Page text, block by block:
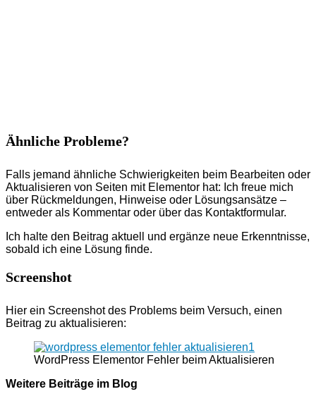
Ähnliche Probleme?
Falls jemand ähnliche Schwierigkeiten beim Bearbeiten oder
Aktualisieren von Seiten mit Elementor hat: Ich freue mich
über Rückmeldungen, Hinweise oder Lösungsansätze –
entweder als Kommentar oder über das Kontaktformular.
Ich halte den Beitrag aktuell und ergänze neue Erkenntnisse,
sobald ich eine Lösung finde.
Screenshot
Hier ein Screenshot des Problems beim Versuch, einen
Beitrag zu aktualisieren:
WordPress Elementor Fehler beim Aktualisieren
Weitere Beiträge im Blog